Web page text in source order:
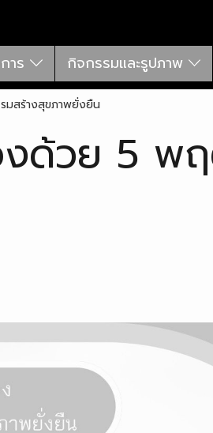
าร กิจกรรมและรูปภาพ
มสร้างสุขภาพยั่งยืน
งด้วย 5 พ